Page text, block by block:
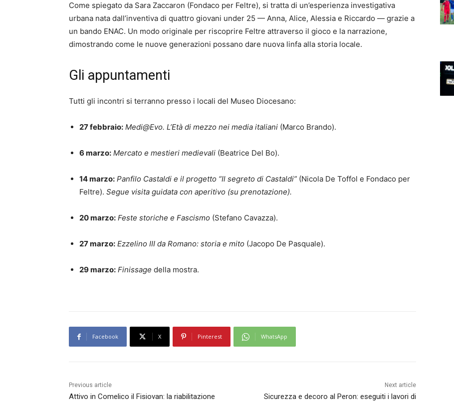
Come spiegato da Sara Zaccaron (Fondaco per Feltre), si tratta di un’esperienza investigativa
urbana nata dall’inventiva di quattro giovani under 25 — Anna, Alice, Alessia e Riccardo — grazie a
un bando ENAC. Un modo originale per riscoprire Feltre attraverso il gioco e la narrazione,
dimostrando come le nuove generazioni possano dare nuova linfa alla storia locale.
Gli appuntamenti
Tutti gli incontri si terranno presso i locali del Museo Diocesano:
27 febbraio: Medi@Evo. L’Età di mezzo nei media italiani (Marco Brando).
6 marzo: Mercato e mestieri medievali (Beatrice Del Bo).
14 marzo: Panfilo Castaldi e il progetto “Il segreto di Castaldi” (Nicola De Toffol e Fondaco per
Feltre). Segue visita guidata con aperitivo (su prenotazione).
20 marzo: Feste storiche e Fascismo (Stefano Cavazza).
27 marzo: Ezzelino III da Romano: storia e mito (Jacopo De Pasquale).
29 marzo: Finissage della mostra.
Facebook X Pinterest WhatsApp
Previous article
Attivo in Comelico il Fisiovan: la riabilitazione
Next article
Sicurezza e decoro al Peron: eseguiti i lavori di